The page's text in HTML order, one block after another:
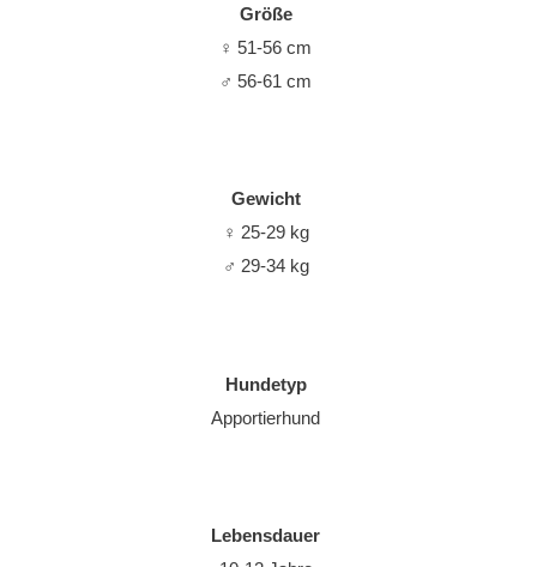
Größe
♀ 51-56 cm
♂ 56-61 cm
Gewicht
♀ 25-29 kg
♂ 29-34 kg
Hundetyp
Apportierhund
Lebensdauer